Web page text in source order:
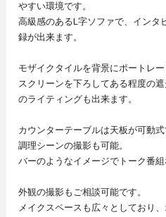
やすい環境です。
高級感のあるL字ソファで、インタ
録が出来ます。
モザイクタイルを背景にポートレー
スクリーンを下ろしてある程度の
のライティングも出来ます。
カウンターテーブルは天板が可動
調理シーンの撮影も可能。
バーのようなイメージでトーク番組
外観の撮影もご相談可能です。
メイクスペースも広々としており